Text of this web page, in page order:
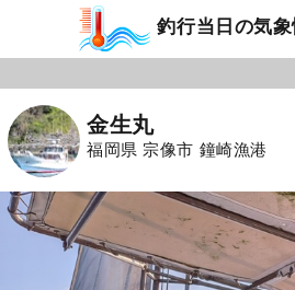
釣行当日の気
金生丸
福岡県 宗像市 鐘崎漁港